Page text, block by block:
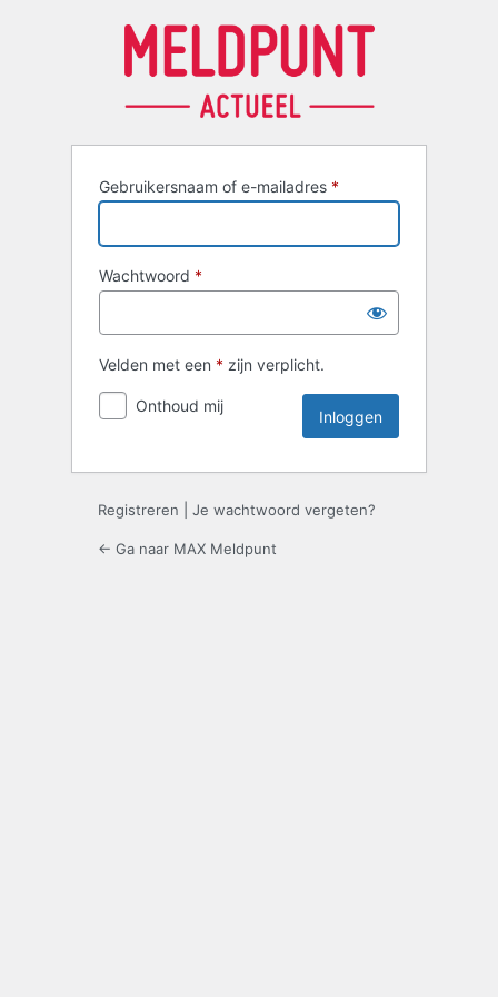
Gebruikersnaam of e-mailadres *
Wachtwoord *
Velden met een * zijn verplicht.
Onthoud mij
Registreren Je wachtwoord vergeten?
← Ga naar MAX Meldpunt